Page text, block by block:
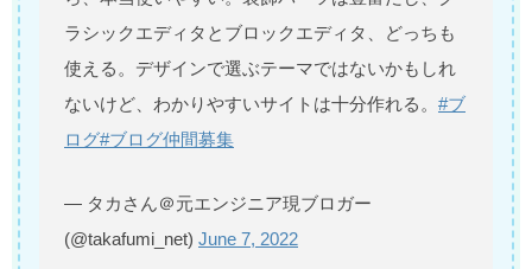
ラシックエディタとブロックエディタ、どっちも
使える。デザインで選ぶテーマではないかもしれ
ないけど、わかりやすいサイトは十分作れる。 #ブ
ログ#ブログ仲間募集
— タカさん＠元エンジニア現ブロガー
(@takafumi_net) June 7, 2022